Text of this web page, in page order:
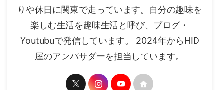
りや休日に関東で走っています。自分の趣味を
楽しむ生活を趣味生活と呼び、ブログ・
Youtubuで発信しています。 2024年からHID
屋のアンバサダーを担当しています。